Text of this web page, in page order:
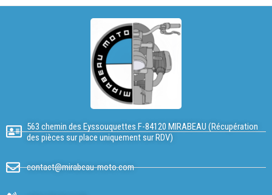
563 chemin des Eyssouquettes F-84120 MIRABEAU (Récupération
des pièces sur place uniquement sur RDV)
contact@mirabeau-moto.com